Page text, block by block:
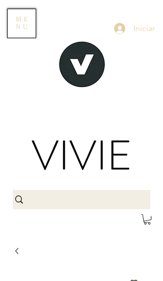
ME
NU
Iniciar
VIVIE